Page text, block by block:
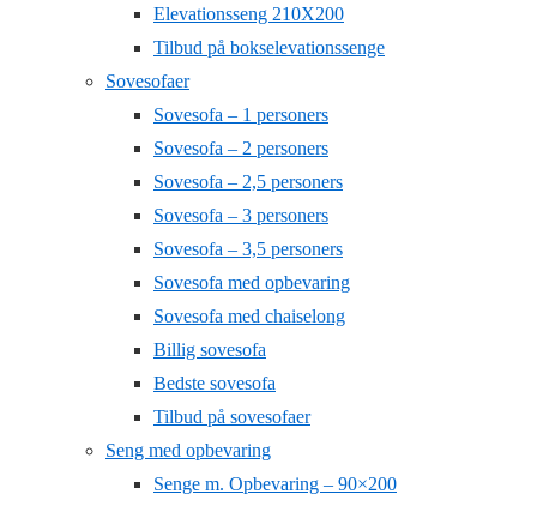
Elevationsseng 210X200
Tilbud på bokselevationssenge
Sovesofaer
Sovesofa – 1 personers
Sovesofa – 2 personers
Sovesofa – 2,5 personers
Sovesofa – 3 personers
Sovesofa – 3,5 personers
Sovesofa med opbevaring
Sovesofa med chaiselong
Billig sovesofa
Bedste sovesofa
Tilbud på sovesofaer
Seng med opbevaring
Senge m. Opbevaring – 90×200